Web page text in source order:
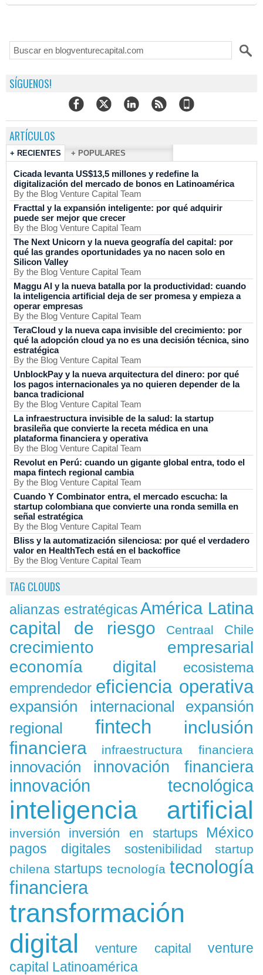
SÍGUENOS!
ARTÍCULOS
+ RECIENTES + POPULARES
Cicada levanta US$13,5 millones y redefine la
digitalización del mercado de bonos en Latinoamérica
By the Blog Venture Capital Team
Fracttal y la expansión inteligente: por qué adquirir
puede ser mejor que crecer
By the Blog Venture Capital Team
The Next Unicorn y la nueva geografía del capital: por
qué las grandes oportunidades ya no nacen solo en
Silicon Valley
By the Blog Venture Capital Team
Maggu AI y la nueva batalla por la productividad: cuando
la inteligencia artificial deja de ser promesa y empieza a
operar empresas
By the Blog Venture Capital Team
TeraCloud y la nueva capa invisible del crecimiento: por
qué la adopción cloud ya no es una decisión técnica, sino
estratégica
By the Blog Venture Capital Team
UnblockPay y la nueva arquitectura del dinero: por qué
los pagos internacionales ya no quieren depender de la
banca tradicional
By the Blog Venture Capital Team
La infraestructura invisible de la salud: la startup
brasileña que convierte la receta médica en una
plataforma financiera y operativa
By the Blog Venture Capital Team
Revolut en Perú: cuando un gigante global entra, todo el
mapa fintech regional cambia
By the Blog Venture Capital Team
Cuando Y Combinator entra, el mercado escucha: la
startup colombiana que convierte una ronda semilla en
señal estratégica
By the Blog Venture Capital Team
Bliss y la automatización silenciosa: por qué el verdadero
valor en HealthTech está en el backoffice
By the Blog Venture Capital Team
TAG CLOUDS
alianzas estratégicas América Latina
capital de riesgo Centraal Chile
crecimiento empresarial
economía digital
ecosistema
emprendedor eficiencia operativa
expansión internacional
expansión
regional
fintech
inclusión
financiera
infraestructura financiera
innovación innovación financiera
innovación tecnológica
inteligencia artificial
inversión inversión en startups México
pagos digitales sostenibilidad
startup
chilena startups tecnología tecnología
financiera
transformación
digital
venture capital
venture
capital Latinoamérica